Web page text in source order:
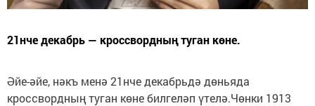
21нче декабрь — кроссвордның туган көне.
Әйе-әйе, нәкъ менә 21нче декабрьдә дөньяда
кроссвордның туган көне билгеләп үтелә.Чөнки 1913